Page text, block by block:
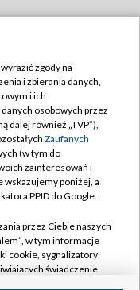
zgody na
i zbierania danych,
i ich
osobowych przez
dalej również „TVP”),
Zaufanych
(w tym do
zainteresowań i
wskazujemy poniżej, a
PPID do Google.
przez Ciebie naszych
w tym informacje
cookie, sygnalizatory
świadczenie